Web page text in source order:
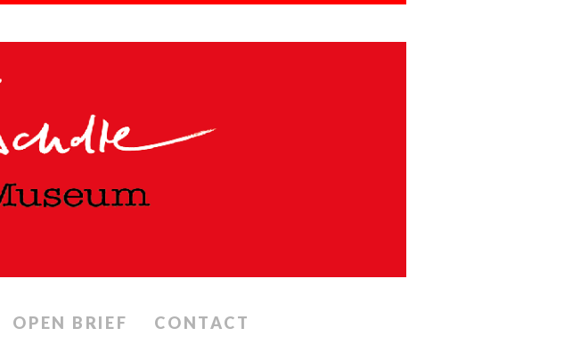
OPEN BRIEF CONTACT